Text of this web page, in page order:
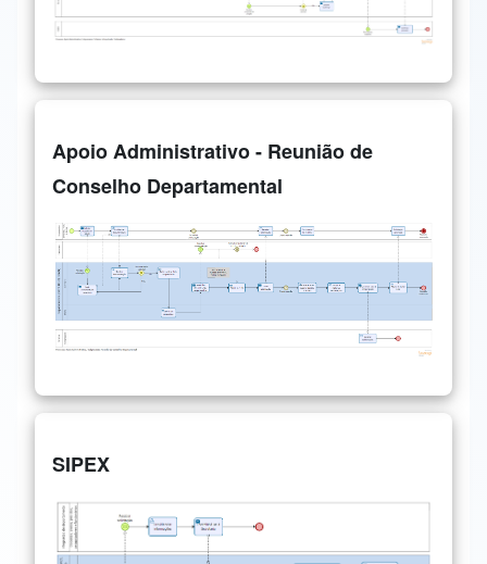
Apoio Administrativo - Reunião de
Conselho Departamental
SIPEX